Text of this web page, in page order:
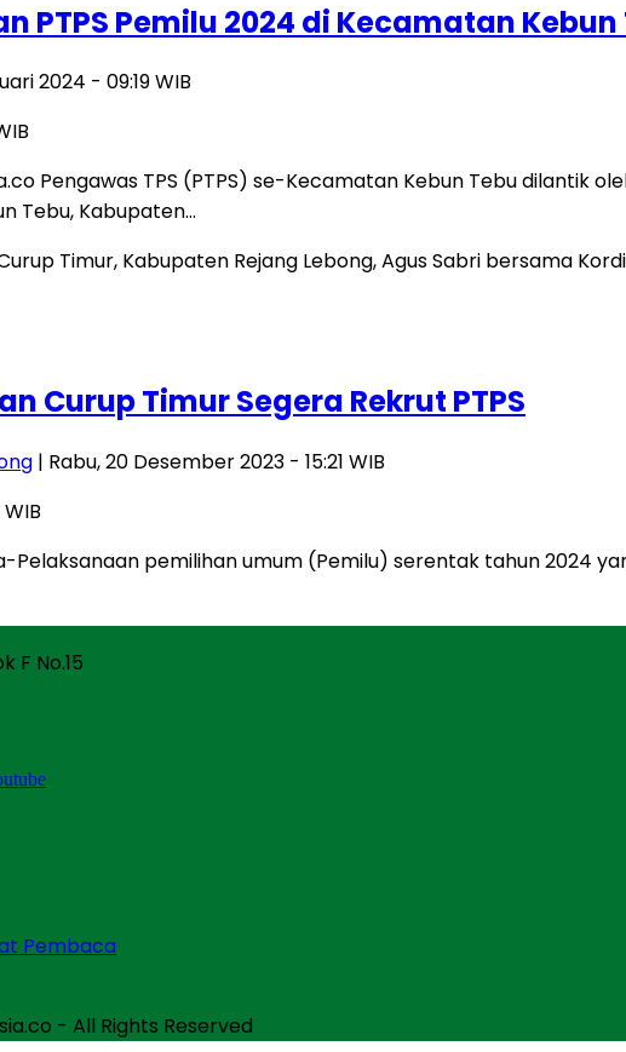
PTPS Pemilu 2024 di Kecamatan
2024 - 09:19 WIB
Pengawas TPS (PTPS) se-Kecamatan Kebun Tebu dilantik
Tebu, Kabupaten…
Curup Timur Segera Rekrut PTPS
| Rabu, 20 Desember 2023 - 15:21 WIB
Pelaksanaan pemilihan umum (Pemilu) serentak tahun 2024
F No.15
Pembaca
- All Rights Reserved